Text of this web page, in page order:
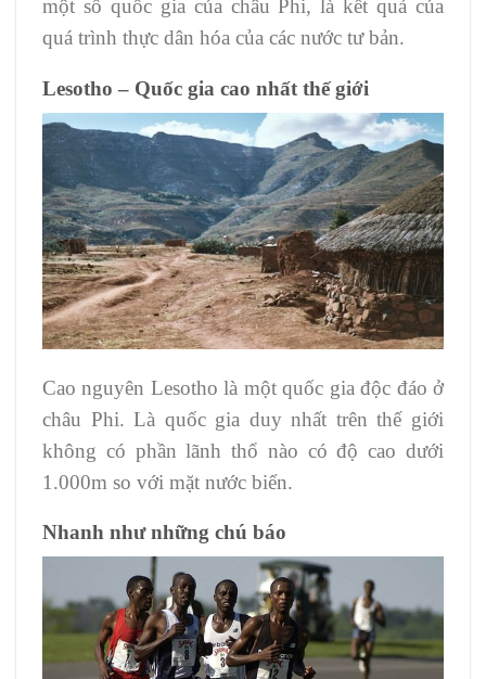
một số quốc gia của châu Phi, là kết quả của
quá trình thực dân hóa của các nước tư bản.
Lesotho – Quốc gia cao nhất thế giới
Cao nguyên Lesotho là một quốc gia độc đáo ở
châu Phi. Là quốc gia duy nhất trên thế giới
không có phần lãnh thổ nào có độ cao dưới
1.000m so với mặt nước biển.
Nhanh như những chú báo